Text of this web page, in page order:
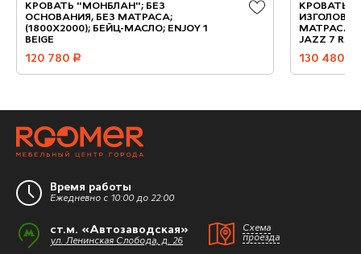
КРОВАТЬ "МОНБЛАН"; БЕЗ
ОСНОВАНИЯ, БЕЗ МАТРАСА;
(1800X2000); БЕЙЦ-МАСЛО; ENJOY 1
BEIGE
120 780 руб.
КРОВАТЬ
МАТРАСА;
JAZZ 7
130 480
Время работы
Ежедневно с 10:00 до 22:00
ст.м. «Автозаводская»
ул. Ленинская Слобода, д. 26
Схема
проезда